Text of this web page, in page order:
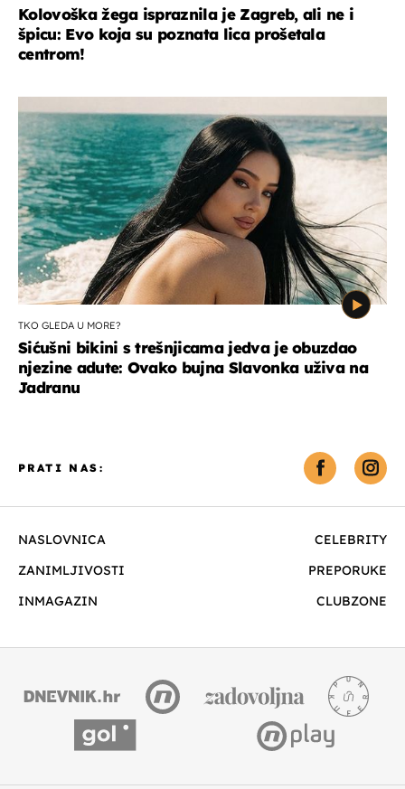
Kolovoška žega ispraznila je Zagreb, ali ne i
špicu: Evo koja su poznata lica prošetala
centrom!
TKO GLEDA U MORE?
Sićušni bikini s trešnjicama jedva je obuzdao
njezine adute: Ovako bujna Slavonka uživa na
Jadranu
NASLOVNICA
CELEBRITY
ZANIMLJIVOSTI
PREPORUKE
INMAGAZIN
CLUBZONE
PRATI NAS: